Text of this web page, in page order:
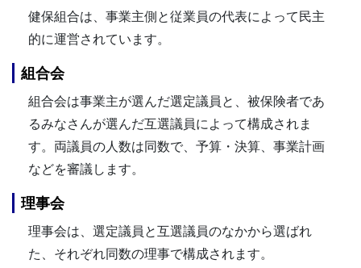
健保組合は、事業主側と従業員の代表によって民主
的に運営されています。
組合会
組合会は事業主が選んだ選定議員と、被保険者であ
るみなさんが選んだ互選議員によって構成されま
す。両議員の人数は同数で、予算・決算、事業計画
などを審議します。
理事会
理事会は、選定議員と互選議員のなかから選ばれ
た、それぞれ同数の理事で構成されます。